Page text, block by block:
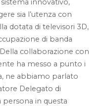
innovativo,
sia l’utenza con
dotata di televisori 3D,
di banda
collaborazione con
ha messo a punto i
ne abbiamo parlato
Delegato di
in questa